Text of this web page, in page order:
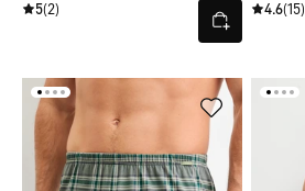
5(2) 4.6(15)